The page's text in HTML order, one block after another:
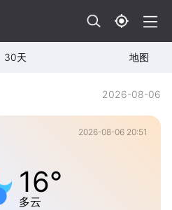
30天 地图
2026-08-06
2026-08-06 20:51
16°
多云